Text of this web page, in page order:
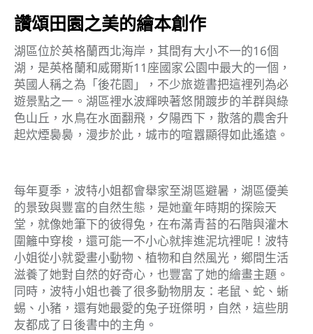
讚頌田園之美的繪本創作
湖區位於英格蘭西北海岸，其間有大小不一的16個
湖，是英格蘭和威爾斯11座國家公園中最大的一個，
英國人稱之為「後花園」，不少旅遊書把這裡列為必
遊景點之一。湖區裡水波輝映著悠閒踱步的羊群與綠
色山丘，水鳥在水面翻飛，夕陽西下，散落的農舍升
起炊煙裊裊，漫步於此，城市的喧囂顯得如此遙遠。
每年夏季，波特小姐都會舉家至湖區避暑，湖區優美
的景致與豐富的自然生態，是她童年時期的探險天
堂，就像她筆下的彼得兔，在布滿青苔的石階與灌木
圍籬中穿梭，還可能一不小心就摔進泥坑裡呢！波特
小姐從小就愛畫小動物、植物和自然風光，鄉間生活
滋養了她對自然的好奇心，也豐富了她的繪畫主題。
同時，波特小姐也養了很多動物朋友：老鼠、蛇、蜥
蜴、小豬，還有她最愛的兔子班傑明，自然，這些朋
友都成了日後書中的主角。